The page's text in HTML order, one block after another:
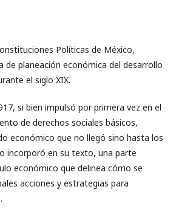
Políticas de México,
de planeación económica del desarrollo
el siglo XIX.
si bien impulsó por primera vez en el
de derechos sociales básicos,
económico que no llegó sino hasta los
incorporó en su texto, una parte
económico que delinea cómo se
acciones y estrategias para